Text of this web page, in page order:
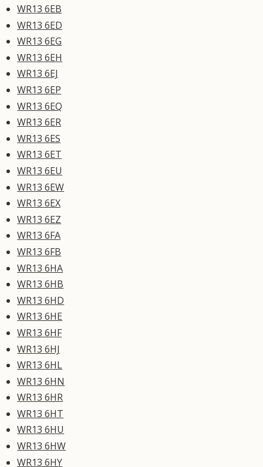
WR13 6EB
WR13 6ED
WR13 6EG
WR13 6EH
WR13 6EJ
WR13 6EP
WR13 6EQ
WR13 6ER
WR13 6ES
WR13 6ET
WR13 6EU
WR13 6EW
WR13 6EX
WR13 6EZ
WR13 6FA
WR13 6FB
WR13 6HA
WR13 6HB
WR13 6HD
WR13 6HE
WR13 6HF
WR13 6HJ
WR13 6HL
WR13 6HN
WR13 6HR
WR13 6HT
WR13 6HU
WR13 6HW
WR13 6HY